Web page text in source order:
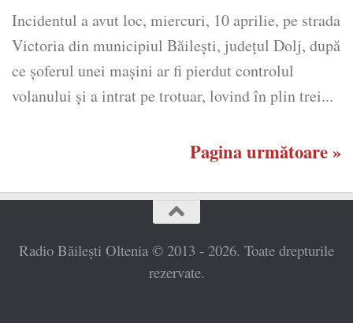
Incidentul a avut loc, miercuri, 10 aprilie, pe strada
Victoria din municipiul Băilești, județul Dolj, după
ce șoferul unei mașini ar fi pierdut controlul
volanului și a intrat pe trotuar, lovind în plin trei...
Pagina următoare »
Radio Băilești Oltenia © 2013 - 2026. Toate drepturile
rezervate.